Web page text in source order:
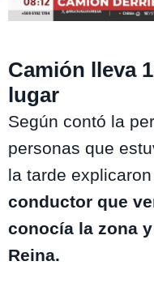
Camión lleva
lugar
Según contó la
personas que
la tarde
conductor que
conocía la zona
Reina.